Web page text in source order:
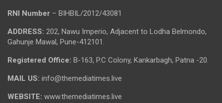
RNI Number – BIHBIL/2012/43081
ADDRESS: 202, Nawu Imperio, Adjacent to Lodha Belmondo,
Gahunje Mawal, Pune-412101.
Registered Office: B-163, P.C Colony, Kankarbagh, Patna -20.
MAIL US: info@themediatimes.live
WEBSITE: www.themediatimes.live